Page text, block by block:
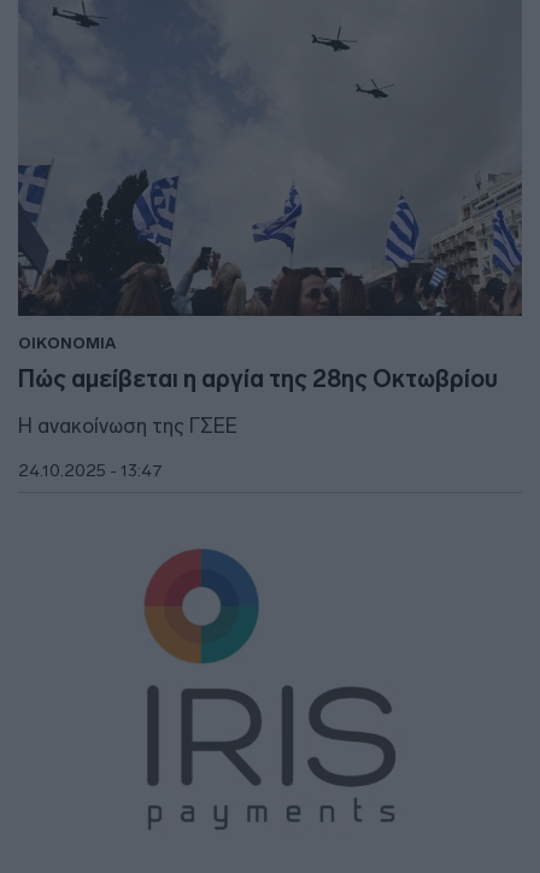
ΟΙΚΟΝΟΜΙΑ
Πώς αμείβεται η αργία της 28ης Οκτωβρίου
Η ανακοίνωση της ΓΣΕΕ
24.10.2025 - 13:47